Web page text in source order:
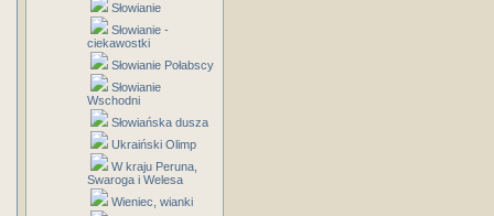
Słowianie
Słowianie -
ciekawostki
Słowianie Połabscy
Słowianie
Wschodni
Słowiańska dusza
Ukraiński Olimp
W kraju Peruna,
Swaroga i Welesa
Wieniec, wianki